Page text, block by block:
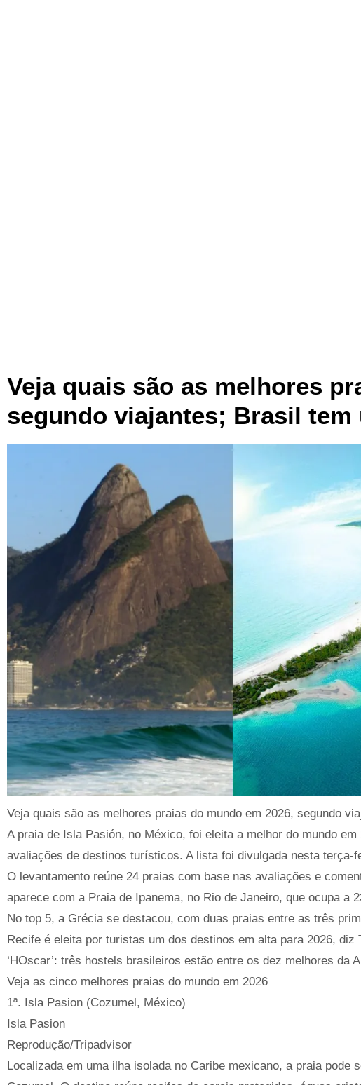
Veja quais são as melhores
segundo viajantes; Brasil tem
Veja quais são as melhores praias do mundo em 2026, segundo
A praia de Isla Pasión, no México, foi eleita a melhor do mundo
avaliações de destinos turísticos. A lista foi divulgada nesta terça-
O levantamento reúne 24 praias com base nas avaliações e
aparece com a Praia de Ipanema, no Rio de Janeiro, que ocupa a
No top 5, a Grécia se destacou, com duas praias entre as três
Recife é eleita por turistas um dos destinos em alta para 2026, diz
‘HOscar’: três hostels brasileiros estão entre os dez melhores da
Veja as cinco melhores praias do mundo em 2026
1ª. Isla Pasion (Cozumel, México)
Isla Pasion
Reprodução/Tripadvisor
Localizada em uma ilha isolada no Caribe mexicano, a praia